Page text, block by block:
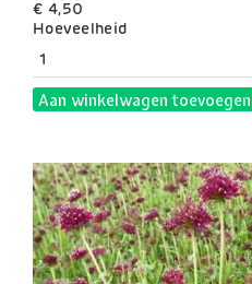
€ 4,50
Hoeveelheid
Aan winkelwagen toevoegen